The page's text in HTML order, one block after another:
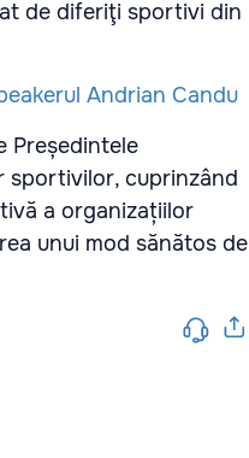
de diferiţi sportivi din
Președintele
sportivilor, cuprinzând
a organizațiilor
unui mod sănătos de